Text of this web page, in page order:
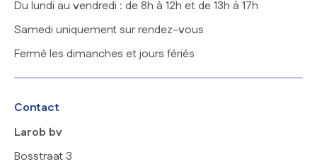
Du lundi au vendredi : de 8h à 12h et de 13h à 17h
Samedi uniquement sur rendez-vous
Fermé les dimanches et jours fériés
Contact
Larob bv
Bosstraat 3